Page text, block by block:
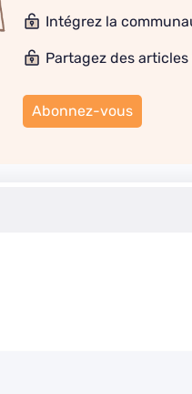
Intégrez la
Partagez des
Abonnez-vous